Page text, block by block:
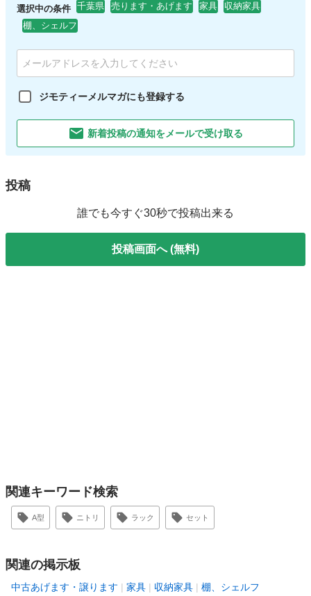
選択中の条件 千葉県 売ります・あげます 家具
収納家具
棚、シェルフ
ジモティーメルマガにも登録する
新着投稿の通知をメールで受け取る
投稿
誰でも今すぐ30秒で投稿出来る
投稿画面へ (無料)
関連キーワード検索
A型 ニトリ ラック セット
関連の掲示板
中古あげます・譲ります 家具 収納家具 棚、シェルフ